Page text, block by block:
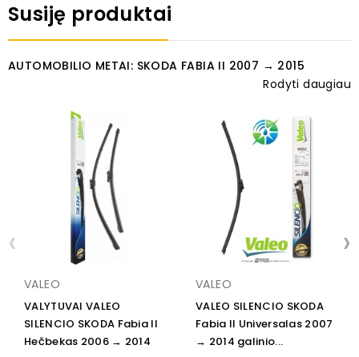
Susiję produktai
AUTOMOBILIO METAI: SKODA FABIA II 2007 → 2015
Rodyti daugiau
VALEO
VALYTUVAI VALEO
SILENCIO SKODA Fabia II
Hečbekas 2006 → 2014
VALEO
VALEO SILENCIO SKODA
Fabia II Universalas 2007
→ 2014 galinio...
‹ ›